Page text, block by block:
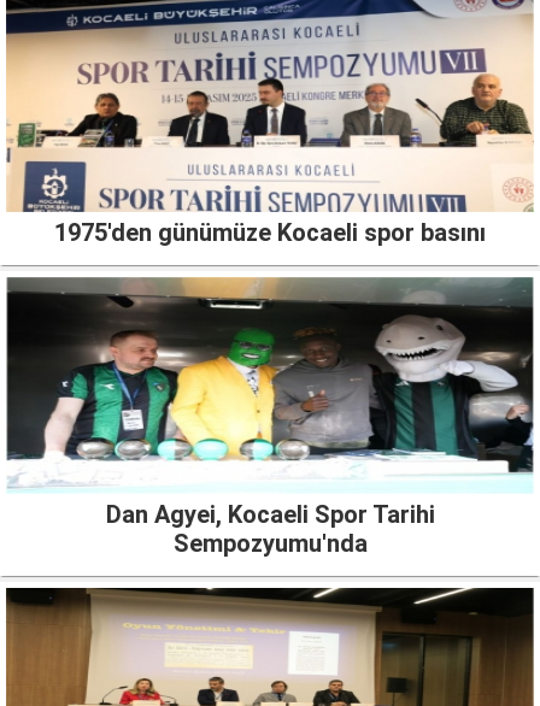
1975'den günümüze Kocaeli spor basını
Dan Agyei, Kocaeli Spor Tarihi
Sempozyumu'nda